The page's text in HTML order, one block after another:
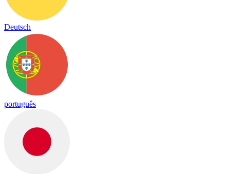
Deutsch
português